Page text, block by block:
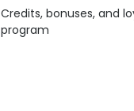
Credits, bonuses, and
program